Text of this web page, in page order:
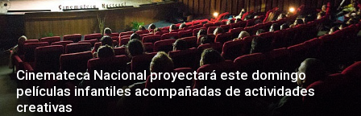
Cinemateca Nacional proyectará este domingo
películas infantiles acompañadas de actividades
creativas